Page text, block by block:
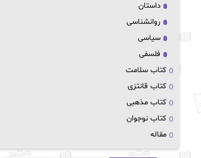
داستان
روانشناسی
سیاسی
فلسفی
کتاب سلامت
کتاب قانتزی
کتاب مذهبی
کتاب نوجوان
مقاله